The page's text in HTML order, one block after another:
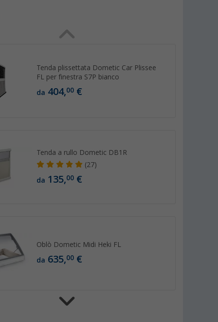
Tenda plissettata Dometic Car Plissee
FL per finestra S7P bianco
da 404,00 €
Tenda a rullo Dometic DB1R
(27)
da 135,00 €
Oblò Dometic Midi Heki FL
da 635,00 €
meccanismo automatico
click-clack 23 cm destra